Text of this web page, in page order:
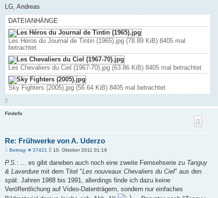
LG, Andreas
DATEIANHÄNGE
Les Héros du Journal de Tintin (1965).jpg (78.89 KiB) 8405 mal
betrachtet
Les Chevaliers du Ciel (1967-70).jpg (63.86 KiB) 8405 mal betrachtet
Sky Fighters (2005).jpg (56.64 KiB) 8405 mal betrachtet
h
Findefix
Re: Frühwerke von A. Uderzo
Beitrag: # 37421 B
i
r
a
10. Oktober 2011 01:19
P.S. : ... es gibt daneben auch noch eine zweite Fernsehserie zu Tanguy
& Laverdure mit dem Titel "Les nouveaux Chevaliers du Ciel" aus den
spät. Jahren 1988 bis 1991, allerdings finde ich dazu keine
Veröffentlichung auf Video-Datenträgern, sondern nur einfaches